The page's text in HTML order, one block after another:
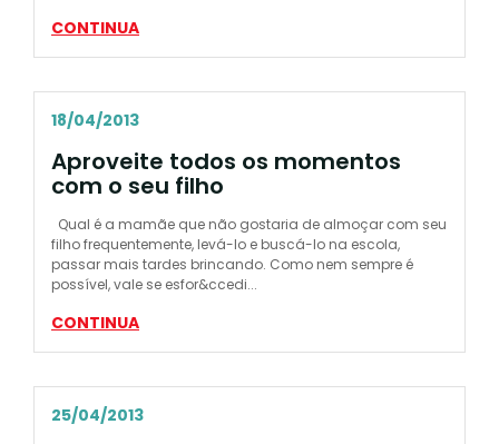
CONTINUA
18/04/2013
Aproveite todos os momentos
com o seu filho
Qual é a mamãe que não gostaria de almoçar com seu
filho frequentemente, levá-lo e buscá-lo na escola,
passar mais tardes brincando. Como nem sempre é
possível, vale se esfor&ccedi...
CONTINUA
25/04/2013